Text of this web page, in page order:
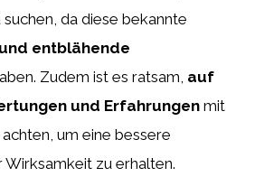
da diese bekannte
entblähende
Zudem ist es ratsam, auf
und Erfahrungen mit
um eine bessere
Wirksamkeit zu erhalten.